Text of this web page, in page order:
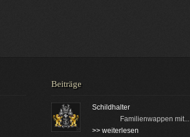
Beiträge
Schildhalter
Familienwappen mit...
>> weiterlesen